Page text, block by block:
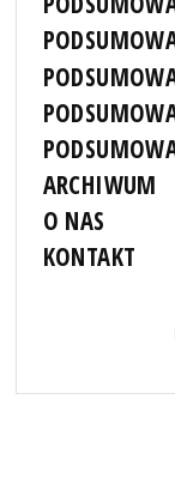
ARCHIWUM
O NAS
KONTAKT